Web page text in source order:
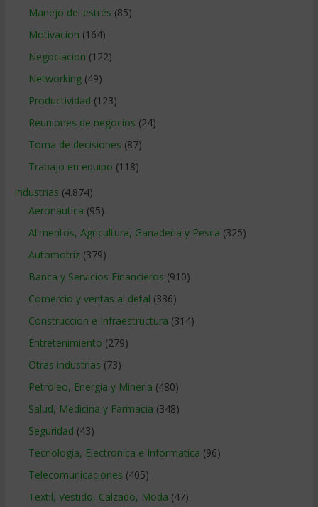
Manejo del estrés (85)
Motivacion (164)
Negociacion (122)
Networking(49)
Productividad (123)
Reuniones de negocios (24)
Toma de decisiones (87)
Trabajo en equipo (118)
Industrias (4.874)
Aeronautica (95)
Alimentos, Agricultura, Ganaderia y Pesca (325)
Automotriz(379)
Banca y Servicios Financieros (910)
Comercio y ventas al detal (336)
Construccion e Infraestructura (314)
Entretenimiento (279)
Otras industrias (73)
Petroleo, Energia y Mineria (480)
Salud, Medicina y Farmacia (348)
Seguridad (43)
Tecnologia, Electronica e Informatica (96)
Telecomunicaciones (405)
Textil, Vestido, Calzado, Moda (47)